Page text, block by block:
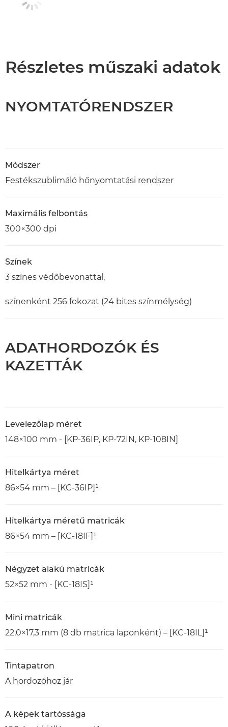
Részletes műszaki adatok
NYOMTATÓRENDSZER
Módszer
Festékszublimáló hőnyomtatási rendszer
Maximális felbontás
300×300 dpi
Színek
3 színes védőbevonattal,
színenként 256 fokozat (24 bites színmélység)
ADATHORDOZÓK ÉS
KAZETTÁK
Levelezőlap méret
148×100 mm - [KP-36IP, KP-72IN, KP-108IN]
Hitelkártya méret
86×54 mm – [KC-36IP]¹
Hitelkártya méretű matricák
86×54 mm – [KC-18IF]¹
Négyzet alakú matricák
52×52 mm - [KC-18IS]¹
Mini matricák
22,0×17,3 mm (8 db matrica laponként) – [KC-18IL]¹
Tintapatron
A hordozóhoz jár
A képek tartóssága